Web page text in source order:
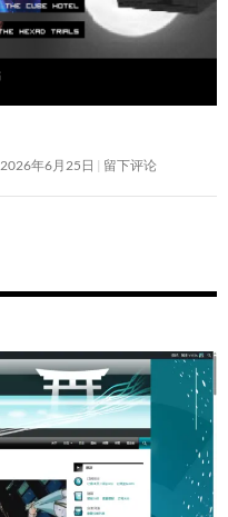
2026年6月25日 留下评论